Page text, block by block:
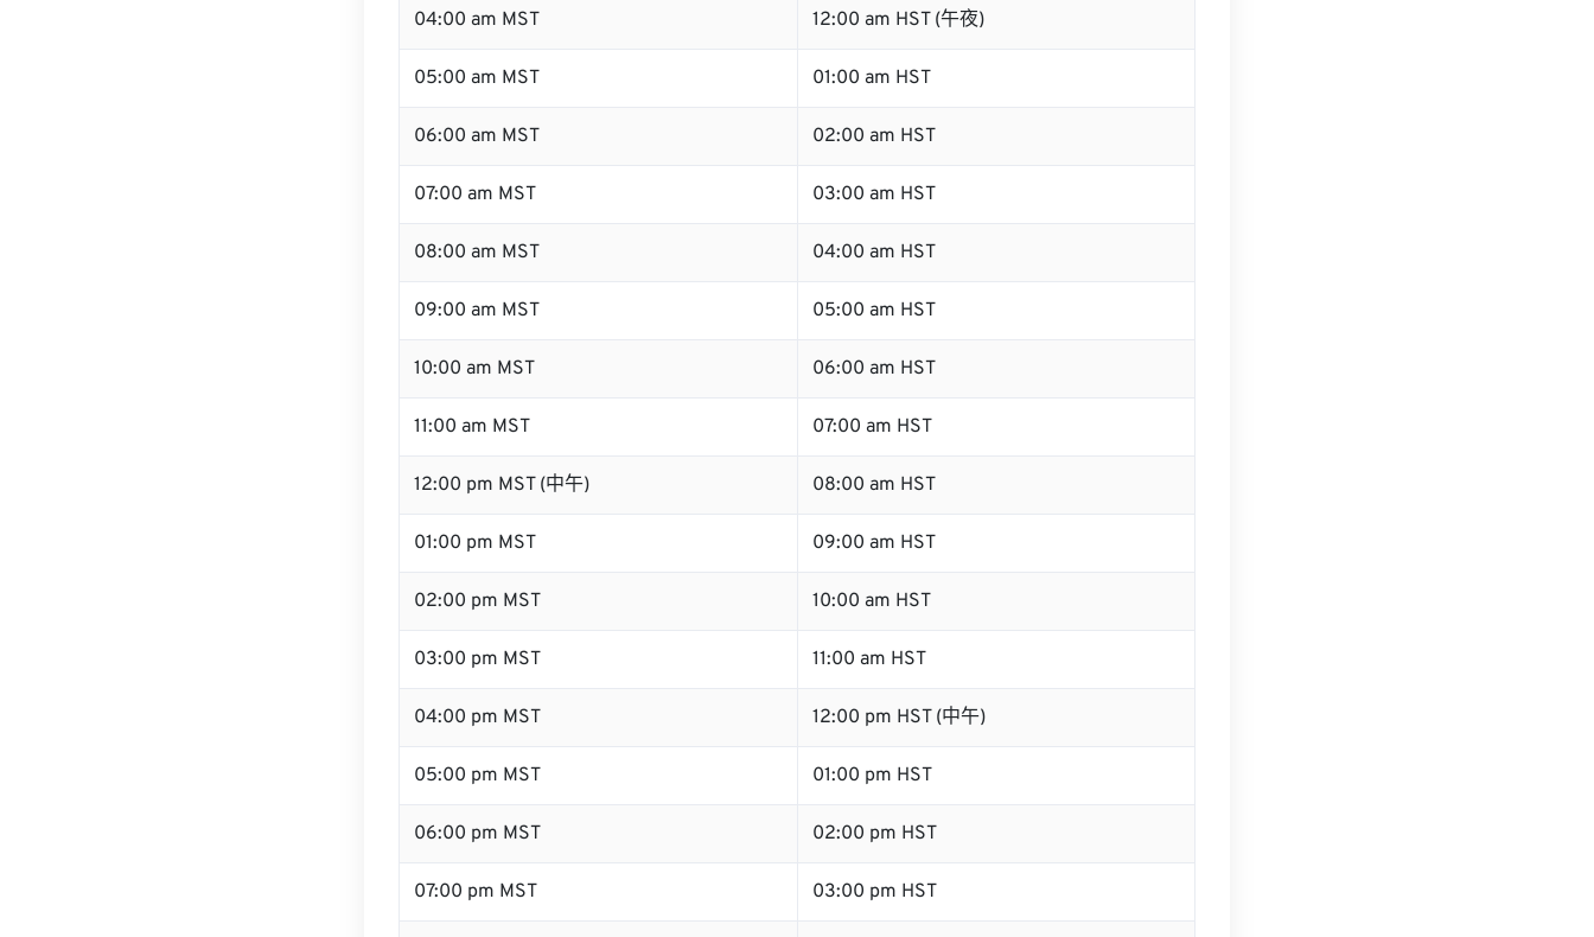
04:00 am MST 12:00 am HST (午夜)
05:00 am MST 01:00 am HST
06:00 am MST 02:00 am HST
07:00 am MST 03:00 am HST
08:00 am MST 04:00 am HST
09:00 am MST 05:00 am HST
10:00 am MST 06:00 am HST
11:00 am MST 07:00 am HST
12:00 pm MST (中午) 08:00 am HST
01:00 pm MST 09:00 am HST
02:00 pm MST 10:00 am HST
03:00 pm MST 11:00 am HST
04:00 pm MST 12:00 pm HST (中午)
05:00 pm MST 01:00 pm HST
06:00 pm MST 02:00 pm HST
07:00 pm MST 03:00 pm HST